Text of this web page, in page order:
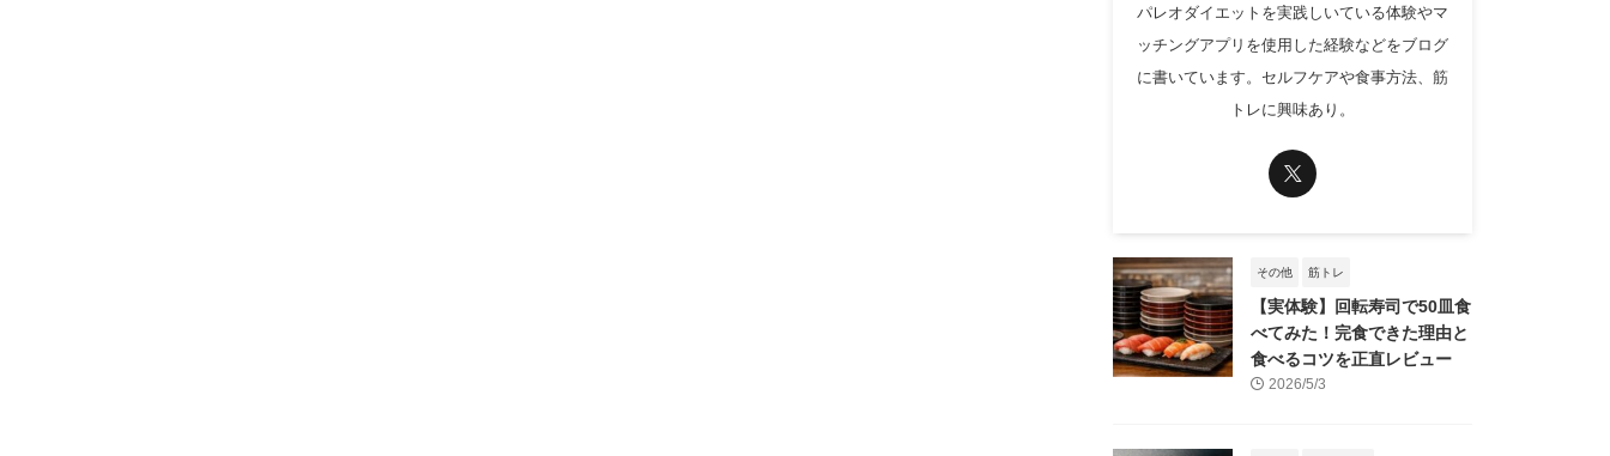
パレオダイエットを実践しいている体験やマ
ッチングアプリを使用した経験などをブログ
に書いています。セルフケアや食事方法、筋
トレに興味あり。
その他 筋トレ
【実体験】回転寿司で50皿食
べてみた！完食できた理由と
食べるコツを正直レビュー
2026/5/3